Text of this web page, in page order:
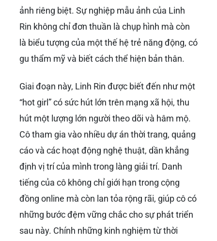
ảnh riêng biệt. Sự nghiệp mẫu ảnh của Linh
Rin không chỉ đơn thuần là chụp hình mà còn
là biểu tượng của một thế hệ trẻ năng động, có
gu thẩm mỹ và biết cách thể hiện bản thân.
Giai đoạn này, Linh Rin được biết đến như một
“hot girl” có sức hút lớn trên mạng xã hội, thu
hút một lượng lớn người theo dõi và hâm mộ.
Cô tham gia vào nhiều dự án thời trang, quảng
cáo và các hoạt động nghệ thuật, dần khẳng
định vị trí của mình trong làng giải trí. Danh
tiếng của cô không chỉ giới hạn trong cộng
đồng online mà còn lan tỏa rộng rãi, giúp cô có
những bước đệm vững chắc cho sự phát triển
sau này. Chính những kinh nghiệm từ thời